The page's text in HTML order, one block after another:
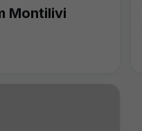
Montilivi